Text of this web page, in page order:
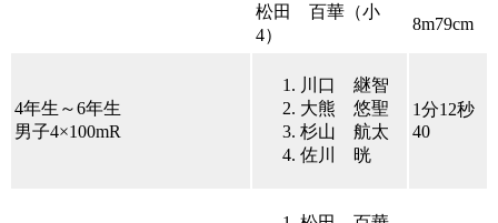
松田 百華（小
4）
8m79cm
4年生～6年生
男子4×100mR
川口 継智
大熊 悠聖
杉山 航太
佐川 晄
1分12秒
40